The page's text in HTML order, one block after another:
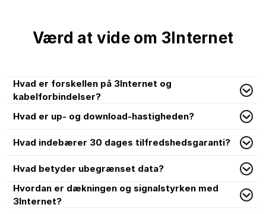
Værd at vide om 3Internet
Hvad er forskellen på 3Internet og
kabelforbindelser?
Hvad er up- og download-hastigheden?
Hvad indebærer 30 dages tilfredshedsgaranti?
Hvad betyder ubegrænset data?
Hvordan er dækningen og signalstyrken med
3Internet?